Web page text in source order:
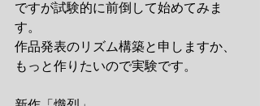
ですが試験的に前倒して始めてみま
す。
作品発表のリズム構築と申しますか、
もっと作りたいので実験です。